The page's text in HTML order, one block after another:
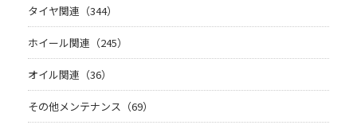
タイヤ関連（344）
ホイール関連（245）
オイル関連（36）
その他メンテナンス（69）